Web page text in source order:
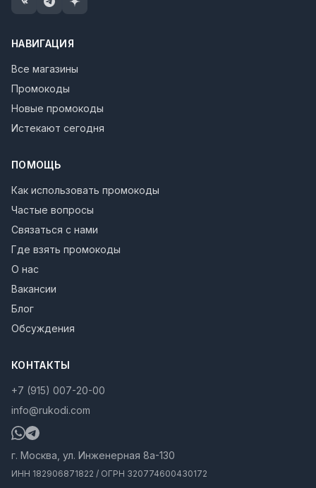
НАВИГАЦИЯ
Все магазины
Промокоды
Новые промокоды
Истекают сегодня
ПОМОЩЬ
Как использовать промокоды
Частые вопросы
Связаться с нами
Где взять промокоды
О нас
Вакансии
Блог
Обсуждения
КОНТАКТЫ
+7 (915) 007-20-00
info@rukodi.com
г. Москва, ул. Инженерная 8а-130
ИНН 182906871822 / ОГРН 320774600430172